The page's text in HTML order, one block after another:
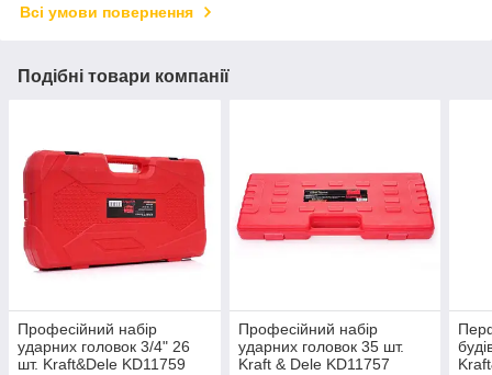
Всі умови повернення
Подібні товари компанії
Професійний набір
ударних головок 3/4" 26
шт. Kraft&Dele KD11759
Професійний набір
ударних головок 35 шт.
Kraft & Dele KD11757